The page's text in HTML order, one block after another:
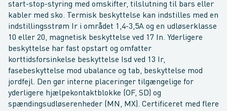
start-stop-styring med omskifter, tilslutning til bars eller
kabler med sko. Termisk beskyttelse kan indstilles med en
indstillingsstrøm Ir i området 1,4-3,5A og en udløserklasse
10 eller 20, magnetisk beskyttelse ved 17 In. Yderligere
beskyttelse har fast opstart og omfatter
korttidsforsinkelse beskyttelse Isd ved 13 Ir,
fasebeskyttelse mod ubalance og tab, beskyttelse mod
jordfejl. Den gør interne placeringer tilgængelige for
yderligere hjælpekontaktblokke (OF, SD) og
spændingsudløserenheder (MN, MX). Certificeret med flere